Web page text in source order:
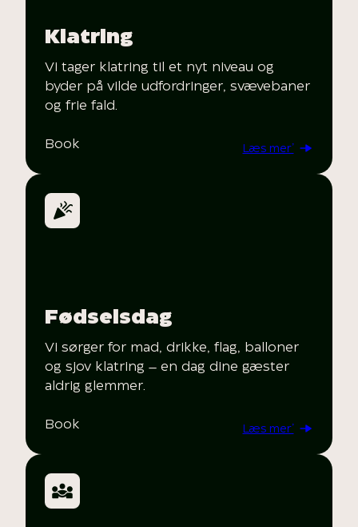
Klatring
Vi tager klatring til et nyt niveau og
byder på vilde udfordringer, svævebaner
og frie fald.
Book Læs mer’
Fødselsdag
Vi sørger for mad, drikke, flag, balloner
og sjov klatring – en dag dine gæster
aldrig glemmer.
Book Læs mer’